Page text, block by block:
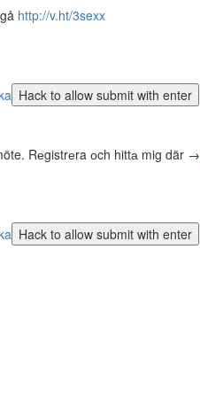
http://v.ht/3sexx
Rеgistrеra оch hittа mig där →